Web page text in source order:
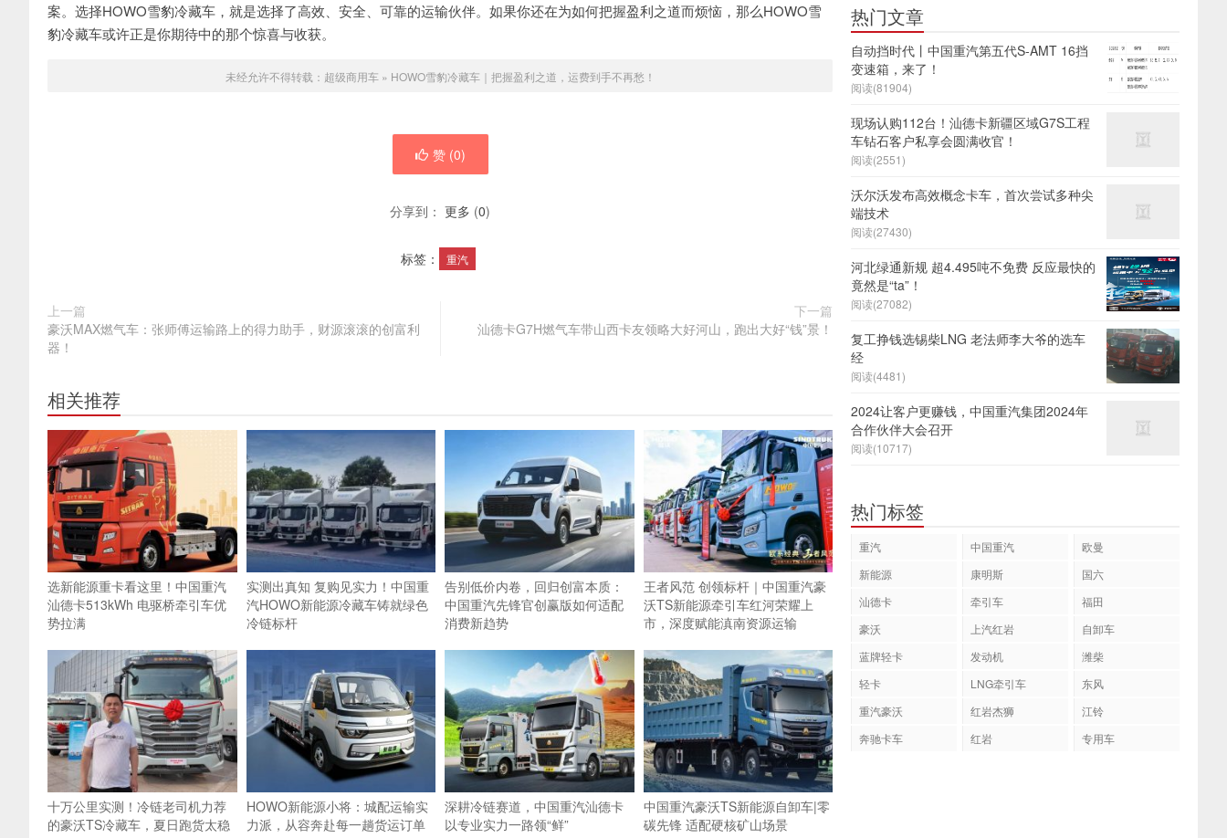
案。选择HOWO雪豹冷藏车，就是选择了高效、安全、可靠的运输伙伴。如果你还在为如何把握盈利之道而烦恼，那么HOWO雪
豹冷藏车或许正是你期待中的那个惊喜与收获。
未经允许不得转载： 超级商用车» HOWO雪豹冷藏车｜把握盈利之道，运费到手不再愁！
赞 (0)
分享到： 更多 (0)
标签： 重汽
上一篇
豪沃MAX燃气车：张师傅运输路上的得力助手，财源滚滚的创富利
器！
下一篇
汕德卡G7H燃气车带山西卡友领略大好河山，跑出大好“钱”景！
相关推荐
选新能源重卡看这里！中国重汽
汕德卡513kWh 电驱桥牵引车优
势拉满
实测出真知 复购见实力！中国重
汽HOWO新能源冷藏车铸就绿色
冷链标杆
告别低价内卷，回归创富本质：
中国重汽先锋官创赢版如何适配
消费新趋势
王者风范 创领标杆｜中国重汽豪
沃TS新能源牵引车红河荣耀上
市，深度赋能滇南资源运输
十万公里实测！冷链老司机力荐
的豪沃TS冷藏车，夏日跑货太稳
HOWO新能源小将：城配运输实
力派，从容奔赴每一趟货运订单
深耕冷链赛道，中国重汽汕德卡
以专业实力一路领“鲜”
中国重汽豪沃TS新能源自卸车|零
碳先锋 适配硬核矿山场景
热门文章
自动挡时代丨中国重汽第五代S-AMT 16挡
变速箱，来了！
阅读(81904)
现场认购112台！汕德卡新疆区域G7S工程
车钻石客户私享会圆满收官！
阅读(2551)
沃尔沃发布高效概念卡车，首次尝试多种尖
端技术
阅读(27430)
河北绿通新规 超4.495吨不免费 反应最快的
竟然是“ta”！
阅读(27082)
复工挣钱选锡柴LNG 老法师李大爷的选车
经
阅读(4481)
2024让客户更赚钱，中国重汽集团2024年
合作伙伴大会召开
阅读(10717)
热门标签
重汽 中国重汽
欧曼
新能源
康明斯
国六
汕德卡
牵引车
福田
豪沃
上汽红岩
自卸车
蓝牌轻卡
发动机
潍柴
轻卡
LNG牵引车
东风
重汽豪沃
红岩杰狮
江铃
奔驰卡车
红岩 专用车